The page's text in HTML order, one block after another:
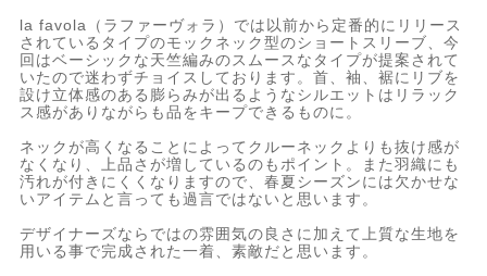
la favola（ラファーヴォラ）では以前から定番的にリリース
されているタイプのモックネック型のショートスリーブ、今
回はベーシックな天竺編みのスムースなタイプが提案されて
いたので迷わずチョイスしております。首、袖、裾にリブを
設け立体感のある膨らみが出るようなシルエットはリラック
ス感がありながらも品をキープできるものに。
ネックが高くなることによってクルーネックよりも抜け感が
なくなり、上品さが増しているのもポイント。また羽織にも
汚れが付きにくくなりますので、春夏シーズンには欠かせな
いアイテムと言っても過言ではないと思います。
デザイナーズならではの雰囲気の良さに加えて上質な生地を
用いる事で完成された一着、素敵だと思います。